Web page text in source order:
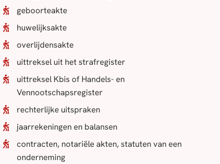
geboorteakte
huwelijksakte
overlijdensakte
uittreksel uit het strafregister
uittreksel Kbis of Handels- en
Vennootschapsregister
rechterlijke uitspraken
jaarrekeningen en balansen
contracten, notariële akten, statuten van een
onderneming